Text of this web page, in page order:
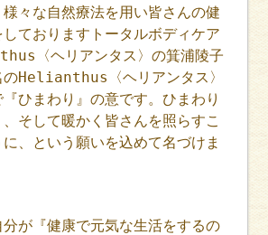
々な自然療法を用い皆さんの健
ておりますトータルボディケア
〈ヘリアンタス〉の箕浦陵子
のHelianthus〈ヘリアンタス〉
ひまわり』の意です。ひまわり
そして暖かく皆さんを照らすこ
、という願いを込めて名づけま
が『健康で元気な生活をするの